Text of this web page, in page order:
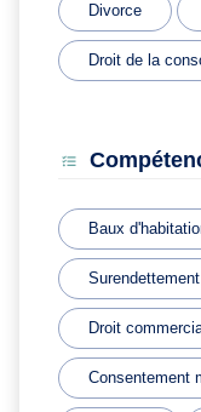
Divorce
Droit de la
Baux
Surendettement
Droit
Consentement